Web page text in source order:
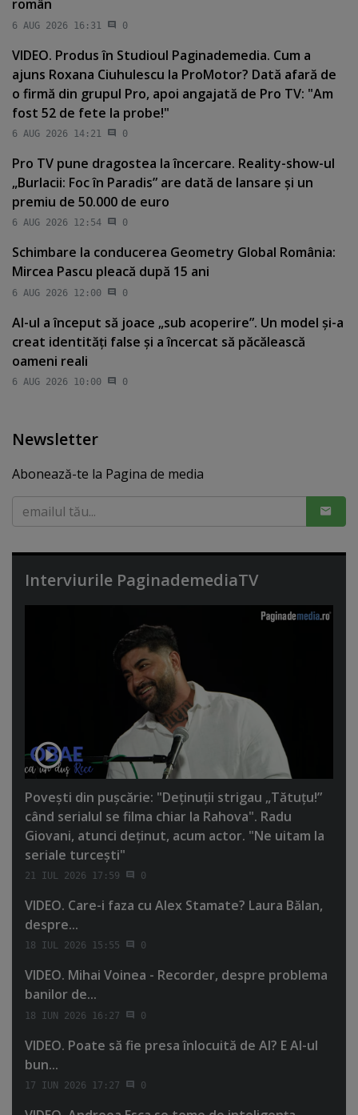
român
6 AUG 2026 16:31 0
VIDEO. Produs în Studioul Paginademedia. Cum a
ajuns Roxana Ciuhulescu la ProMotor? Dată afară de
o firmă din grupul Pro, apoi angajată de Pro TV: "Am
fost 52 de fete la probe!"
6 AUG 2026 14:21 0
Pro TV pune dragostea la încercare. Reality-show-ul
„Burlacii: Foc în Paradis” are dată de lansare şi un
premiu de 50.000 de euro
6 AUG 2026 12:54 0
Schimbare la conducerea Geometry Global România:
Mircea Pascu pleacă după 15 ani
6 AUG 2026 12:00 0
AI-ul a început să joace „sub acoperire”. Un model şi-a
creat identităţi false şi a încercat să păcălească
oameni reali
6 AUG 2026 10:00 0
Newsletter
Abonează-te la Pagina de media
Interviurile PaginademediaTV
Poveşti din puşcărie: "Deţinuţii strigau „Tătuţu!”
când serialul se filma chiar la Rahova". Radu
Giovani, atunci deţinut, acum actor. "Ne uitam la
seriale turceşti"
21 IUL 2026 17:59 0
VIDEO. Care-i faza cu Alex Stamate? Laura Bălan,
despre...
18 IUL 2026 15:55 0
VIDEO. Mihai Voinea - Recorder, despre problema
banilor de...
18 IUN 2026 16:27 0
VIDEO. Poate să fie presa înlocuită de AI? E AI-ul
bun...
17 IUN 2026 17:27 0